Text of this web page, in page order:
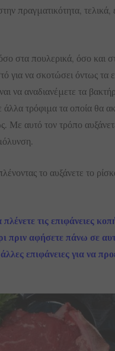
πραγματικότητα, τελικά,
στα πουλερικά, όσο και
για να σκοτώσει όντως τα
να αναδιανέμετε τα
άλλα τρόφιμα τα οποία θα
αυτό τον τρόπο
το αυξάνετε το
τις επιφάνειες
πριν αφήσετε πάνω σε
επιφάνειες για να